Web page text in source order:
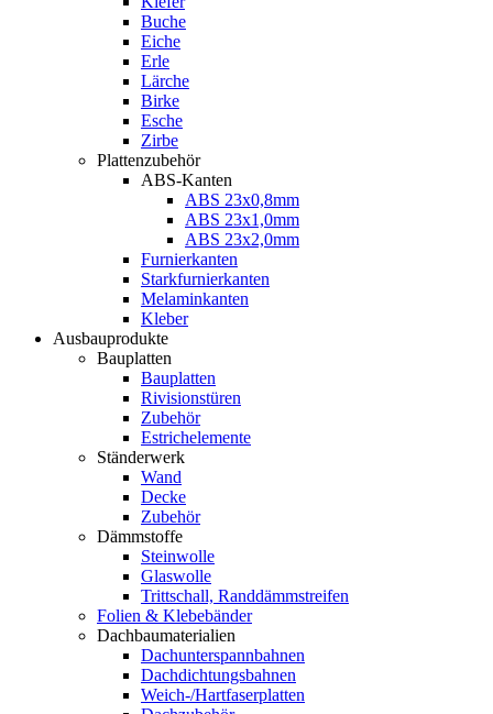
Buche
Eiche
Erle
Lärche
Birke
Esche
Zirbe
Plattenzubehör
ABS-Kanten
ABS 23x0,8mm
ABS 23x1,0mm
ABS 23x2,0mm
Furnierkanten
Starkfurnierkanten
Melaminkanten
Kleber
Ausbauprodukte
Bauplatten
Bauplatten
Rivisionstüren
Zubehör
Estrichelemente
Ständerwerk
Wand
Decke
Zubehör
Dämmstoffe
Steinwolle
Glaswolle
Trittschall, Randdämmstreifen
Folien & Klebebänder
Dachbaumaterialien
Dachunterspannbahnen
Dachdichtungsbahnen
Weich-/Hartfaserplatten